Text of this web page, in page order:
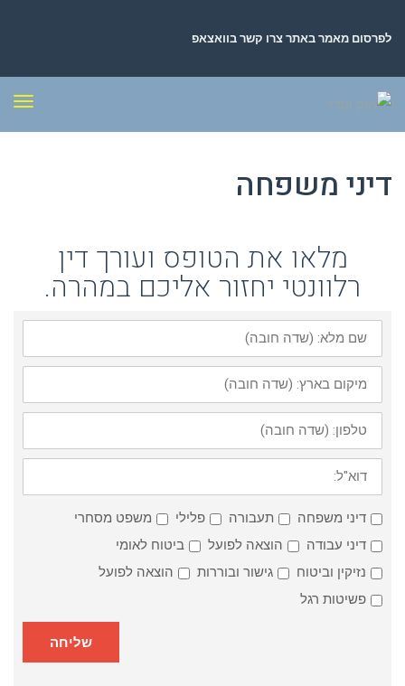
לפרסום מאמר באתר צרו קשר בוואצאפ
דיני משפחה
מלאו את הטופס ועורך דין
רלוונטי יחזור אליכם במהרה.
באיזה
תחום?דיני משפחה תעבורה פלילי
משפט מסחרי
דיני עבודה
הוצאה לפועל
ביטוח לאומי
נזיקין וביטוח
גישור ובוררות
הוצאה לפועל
פשיטות רגל
שליחה